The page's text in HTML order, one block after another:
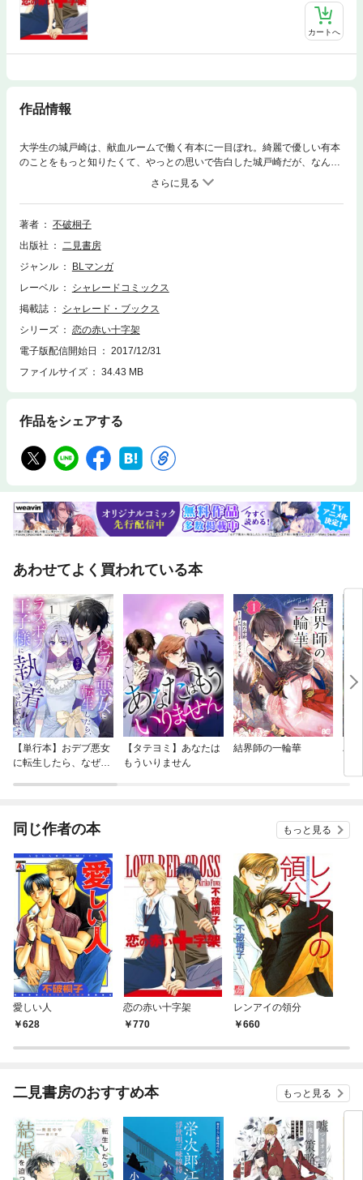
カートへ
作品情報
大学生の城戸崎は、献血ルームで働く有本に一目ぼれ。綺麗で優しい有本
のことをもっと知りたくて、やっとの思いで告白した城戸崎だが、なんと
有本の方からキス！ それなのに、お前とつき合う気はない、と言われて
しまい――！？ 純情熱血大学生×本気の恋はしない男の恋の行方は…？
著者
不破桐子
出版社
二見書房
ジャンル
BLマンガ
レーベル
シャレードコミックス
掲載誌
シャレード・ブックス
シリーズ
恋の赤い十字架
電子版配信開始日
2017/12/31
ファイルサイズ
34.43 MB
作品をシェアする
あわせてよく買われている本
【単行本】おデブ悪女
に転生したら、なぜか
【タテヨミ】あなたは
もういりません
結界師の一輪華
バ
今
同じ作者の本 もっと見る
愛しい人
628
恋の赤い十字架
770
レンアイの領分
660
二見書房のおすすめ本 もっと見る